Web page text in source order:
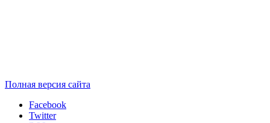
Полная версия сайта
Facebook
Twitter